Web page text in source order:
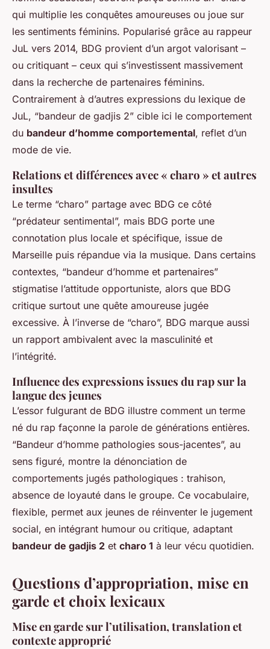
qui multiplie les conquêtes amoureuses ou joue sur
les sentiments féminins. Popularisé grâce au rappeur
JuL vers 2014, BDG provient d’un argot valorisant –
ou critiquant – ceux qui s’investissent massivement
dans la recherche de partenaires féminins.
Contrairement à d’autres expressions du lexique de
JuL, “bandeur de gadjis 2” cible ici le comportement
du bandeur d’homme comportemental, reflet d’un
mode de vie.
Relations et différences avec « charo » et autres
insultes
Le terme “charo” partage avec BDG ce côté
“prédateur sentimental”, mais BDG porte une
connotation plus locale et spécifique, issue de
Marseille puis répandue via la musique. Dans certains
contextes, “bandeur d’homme et partenaires”
stigmatise l’attitude opportuniste, alors que BDG
critique surtout une quête amoureuse jugée
excessive. À l’inverse de “charo”, BDG marque aussi
un rapport ambivalent avec la masculinité et
l’intégrité.
Influence des expressions issues du rap sur la
langue des jeunes
L’essor fulgurant de BDG illustre comment un terme
né du rap façonne la parole de générations entières.
“Bandeur d’homme pathologies sous-jacentes”, au
sens figuré, montre la dénonciation de
comportements jugés pathologiques : trahison,
absence de loyauté dans le groupe. Ce vocabulaire,
flexible, permet aux jeunes de réinventer le jugement
social, en intégrant humour ou critique, adaptant
bandeur de gadjis 2 et charo 1 à leur vécu quotidien.
Questions d’appropriation, mise en
garde et choix lexicaux
Mise en garde sur l’utilisation, translation et
contexte approprié